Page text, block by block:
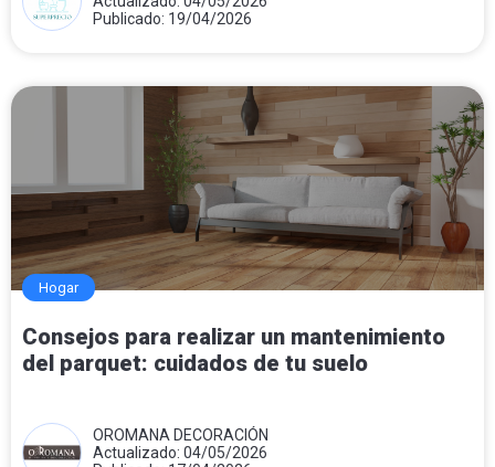
Publicado: 19/04/2026
Hogar
Consejos para realizar un mantenimiento
del parquet: cuidados de tu suelo
OROMANA DECORACIÓN
Actualizado: 04/05/2026